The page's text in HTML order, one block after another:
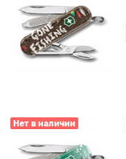
Нет в наличии